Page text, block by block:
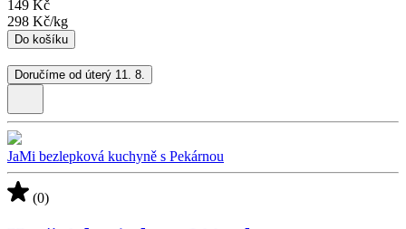
149 Kč
298 Kč/kg
Do košíku
Doručíme od úterý 11. 8.
JaMi bezlepková kuchyně s Pekárnou
(0)